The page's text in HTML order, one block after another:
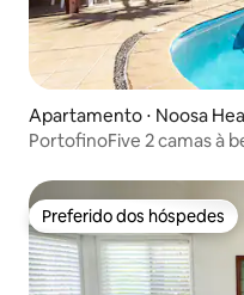
Apartamento ⋅ Noosa
PortofinoFive 2 camas à
Preferido dos hóspedes
Preferido dos hóspedes